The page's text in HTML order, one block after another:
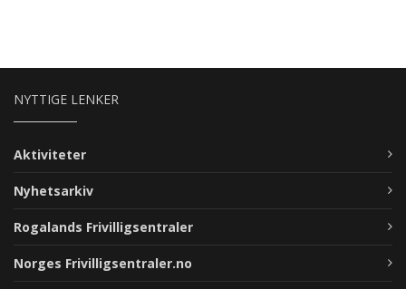
NYTTIGE LENKER
Aktiviteter
Nyhetsarkiv
Rogalands Frivilligsentraler
Norges Frivilligsentraler.no